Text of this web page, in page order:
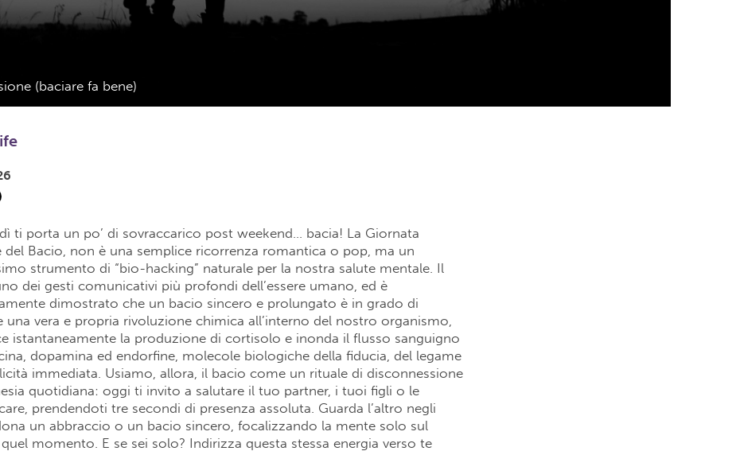
(baciare fa bene)
ti porta un po’ di sovraccarico post weekend… bacia! La Giornata
del Bacio, non è una semplice ricorrenza romantica o pop, ma un
strumento di “bio-hacking” naturale per la nostra salute mentale. Il
dei gesti comunicativi più profondi dell’essere umano, ed è
dimostrato che un bacio sincero e prolungato è in grado di
una vera e propria rivoluzione chimica all’interno del nostro organismo,
istantaneamente la produzione di cortisolo e inonda il flusso sanguigno
dopamina ed endorfine, molecole biologiche della fiducia, del legame
immediata. Usiamo, allora, il bacio come un rituale di disconnessione
quotidiana: oggi ti invito a salutare il tuo partner, i tuoi figli o le
prendendoti tre secondi di presenza assoluta. Guarda l’altro negli
un abbraccio o un bacio sincero, focalizzando la mente solo sul
momento. E se sei solo? Indirizza questa stessa energia verso te